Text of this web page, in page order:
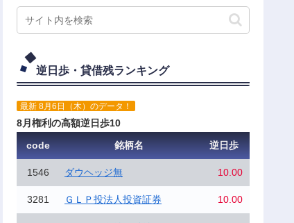
逆日歩・貸借残ランキング
最新 8月6日（木）のデータ！
8月権利の高額逆日歩10
code
銘柄名 逆日歩
1546 ダウヘッジ無 10.00
3281 ＧＬＰ投法人投資証券 10.00